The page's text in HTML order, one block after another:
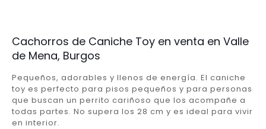
Cachorros de Caniche Toy en venta en Valle
de Mena, Burgos
Pequeños, adorables y llenos de energía. El caniche
toy es perfecto para pisos pequeños y para personas
que buscan un perrito cariñoso que los acompañe a
todas partes. No supera los 28 cm y es ideal para vivir
en interior.